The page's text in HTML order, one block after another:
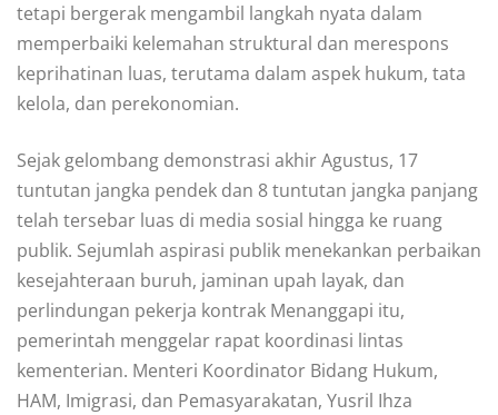
tetapi bergerak mengambil langkah nyata dalam
memperbaiki kelemahan struktural dan merespons
keprihatinan luas, terutama dalam aspek hukum, tata
kelola, dan perekonomian.
Sejak gelombang demonstrasi akhir Agustus, 17
tuntutan jangka pendek dan 8 tuntutan jangka panjang
telah tersebar luas di media sosial hingga ke ruang
publik. Sejumlah aspirasi publik menekankan perbaikan
kesejahteraan buruh, jaminan upah layak, dan
perlindungan pekerja kontrak Menanggapi itu,
pemerintah menggelar rapat koordinasi lintas
kementerian. Menteri Koordinator Bidang Hukum,
HAM, Imigrasi, dan Pemasyarakatan, Yusril Ihza